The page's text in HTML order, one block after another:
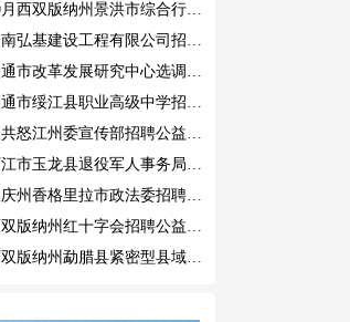
2025年10月西双版纳州景洪市综合行政执法局招聘人员公告
2025年云南弘基建设工程有限公司招聘公告
2025年昭通市改革发展研究中心选调工作人员职业素质测评通告
2025年昭通市绥江县职业高级中学招聘编外紧缺临聘数学教师公告
2025年中共怒江州委宣传部招聘公益性岗位公告
2025年丽江市玉龙县退役军人事务局公益性岗位招聘公告
2025年迪庆州香格里拉市政法委招聘公益性岗位公告
2025年西双版纳州红十字会招聘公益性岗位人员公告
2025年西双版纳州勐腊县紧密型县域医共体招聘编外人员公告